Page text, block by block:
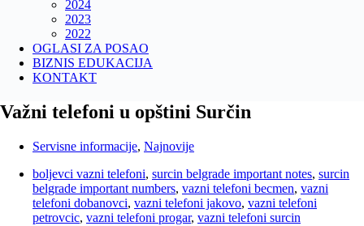
2024
2023
2022
OGLASI ZA POSAO
BIZNIS EDUKACIJA
KONTAKT
Važni telefoni u opštini Surčin
Servisne informacije, Najnovije
boljevci vazni telefoni, surcin belgrade important notes, surcin
belgrade important numbers, vazni telefoni becmen, vazni
telefoni dobanovci, vazni telefoni jakovo, vazni telefoni
petrovcic, vazni telefoni progar, vazni telefoni surcin